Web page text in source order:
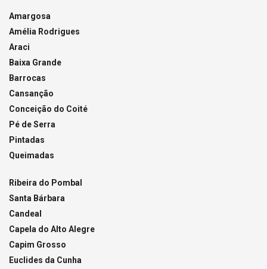
Amargosa
Amélia Rodrigues
Araci
Baixa Grande
Barrocas
Cansanção
Conceição do Coité
Pé de Serra
Pintadas
Queimadas
Ribeira do Pombal
Santa Bárbara
Candeal
Capela do Alto Alegre
Capim Grosso
Euclides da Cunha